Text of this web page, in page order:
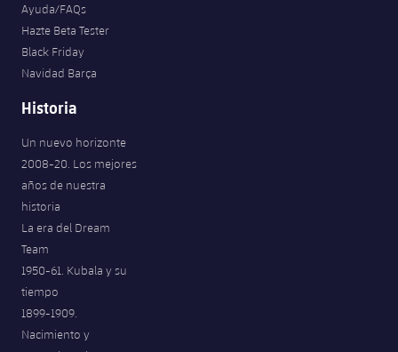
Ayuda/FAQs
Hazte Beta Tester
Black Friday
Navidad Barça
Historia
Un nuevo horizonte
2008-20. Los mejores
años de nuestra
historia
La era del Dream
Team
1950-61. Kubala y su
tiempo
1899-1909.
Nacimiento y